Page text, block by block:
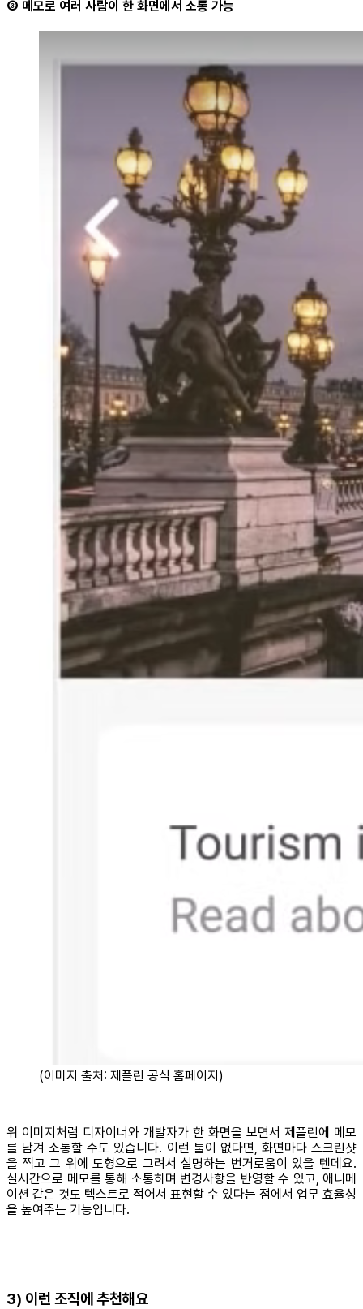
③ 메모로 여러 사람이 한 화면에서 소통 가능
(이미지 출처: 제플린 공식 홈페이지)
위 이미지처럼 디자이너와 개발자가 한 화면을 보면서 제플린에 메모
를 남겨 소통할 수도 있습니다. 이런 툴이 없다면, 화면마다 스크린샷
을 찍고 그 위에 도형으로 그려서 설명하는 번거로움이 있을 텐데요.
실시간으로 메모를 통해 소통하며 변경사항을 반영할 수 있고, 애니메
이션 같은 것도 텍스트로 적어서 표현할 수 있다는 점에서 업무 효율성
을 높여주는 기능입니다.
3) 이런 조직에 추천해요